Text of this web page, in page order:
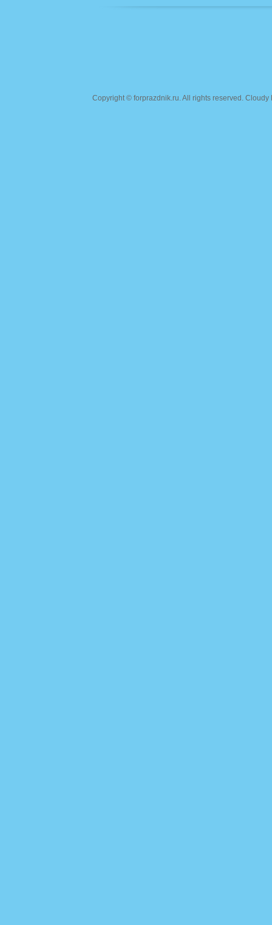
Copyright © forprazdnik.ru. All rights reserved.